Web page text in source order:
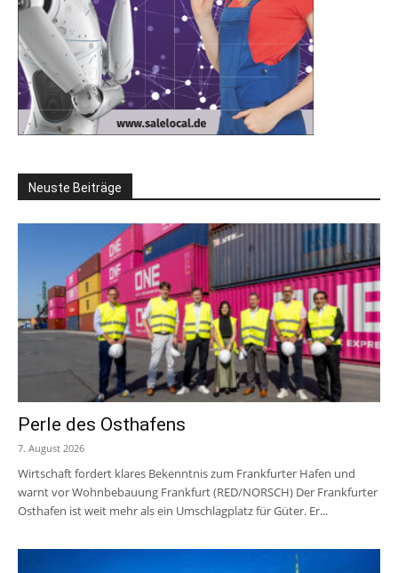
Neuste Beiträge
Perle des Osthafens
7. August 2026
Wirtschaft fordert klares Bekenntnis zum Frankfurter Hafen und
warnt vor Wohnbebauung Frankfurt (RED/NORSCH) Der Frankfurter
Osthafen ist weit mehr als ein Umschlagplatz für Güter. Er...